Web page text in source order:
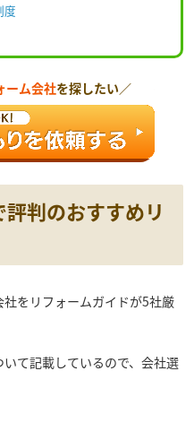
度
ーム会社を探したい／
判のおすすめリ
をリフォームガイドが5社厳
て記載しているので、会社選